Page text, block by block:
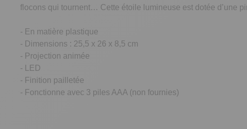
flocons qui tournent… Cette étoile lumineuse est dotée d’une
- En matière plastique
- Dimensions : 25,5 x 26 x 8,5 cm
- Projection animée
- LED
- Finition pailletée
- Fonctionne avec 3 piles AAA (non fournies)